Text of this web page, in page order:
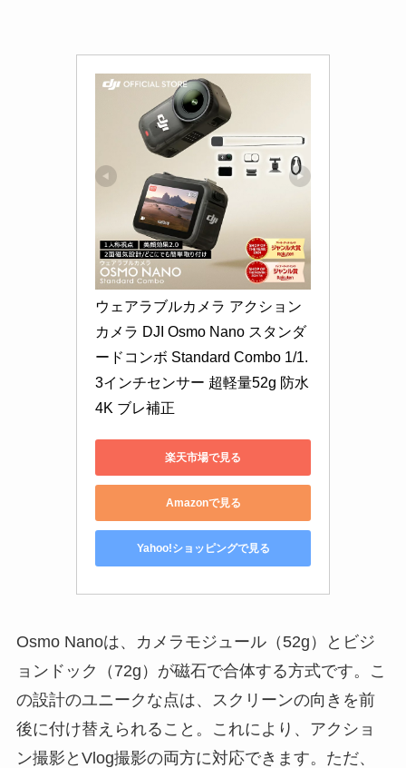
ウェアラブルカメラ アクション
カメラ DJI Osmo Nano スタンダ
ードコンボ Standard Combo 1/1.
3インチセンサー 超軽量52g 防水
4K ブレ補正
楽天市場で見る
Amazonで見る
Yahoo!ショッピングで見る
Osmo Nanoは、カメラモジュール（52g）とビジ
ョンドック（72g）が磁石で合体する方式です。こ
の設計のユニークな点は、スクリーンの向きを前
後に付け替えられること。これにより、アクショ
ン撮影とVlog撮影の両方に対応できます。ただ、